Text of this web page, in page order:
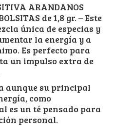
ARANDANOS
de 1,8 gr. – Este
única de especias y
la energía y a
Es perfecto para
un impulso extra de
aunque su principal
como
es un té pensado para
personal.